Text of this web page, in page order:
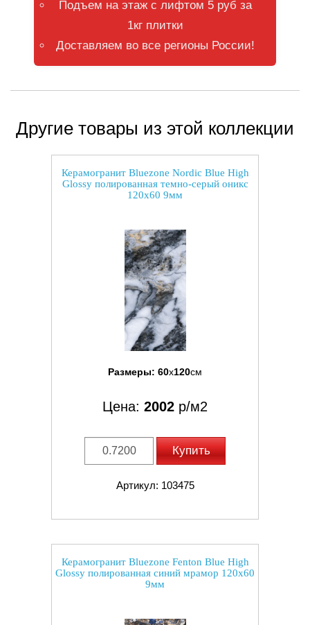
Подъем на этаж с лифтом 5 руб за
1кг плитки
Доставляем во все регионы России!
Другие товары из этой коллекции
Керамогранит Bluezone Nordic Blue High
Glossy полированная темно-серый оникс
120x60 9мм
Размеры: 60x120см
Цена: 2002 р/м2
Купить
Артикул: 103475
Керамогранит Bluezone Fenton Blue High
Glossy полированная синий мрамор 120x60
9мм